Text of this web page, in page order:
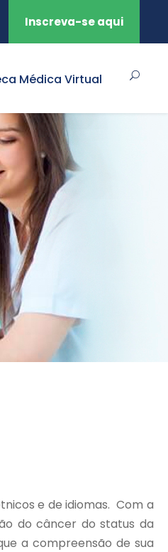
Inscreva-se aqui
Médica Virtual
e de idiomas. Com a
do câncer do status da
a compreensão de sua